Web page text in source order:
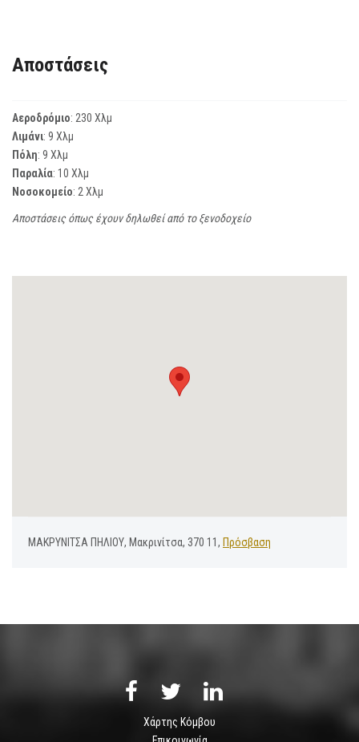
Αποστάσεις
Αεροδρόμιο: 230 Χλμ
Λιμάνι: 9 Χλμ
Πόλη: 9 Χλμ
Παραλία: 10 Χλμ
Νοσοκομείο: 2 Χλμ
Αποστάσεις όπως έχουν δηλωθεί από το ξενοδοχείο
ΜΑΚΡΥΝΙΤΣΑ ΠΗΛΙΟΥ, Μακρινίτσα, 370 11, Πρόσβαση
Χάρτης Κόμβου